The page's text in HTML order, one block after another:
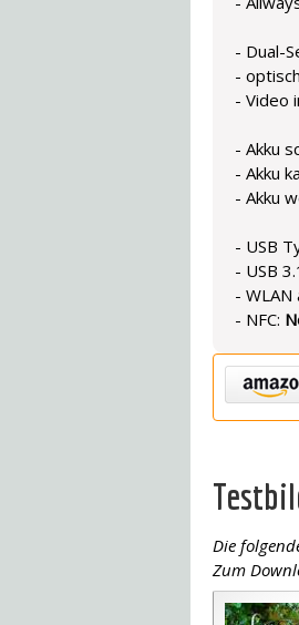
- Dual-
-
- Video
- Akku
- Akku
- Akku
- USB
- USB
- WLAN
- NFC:
Die
Zum